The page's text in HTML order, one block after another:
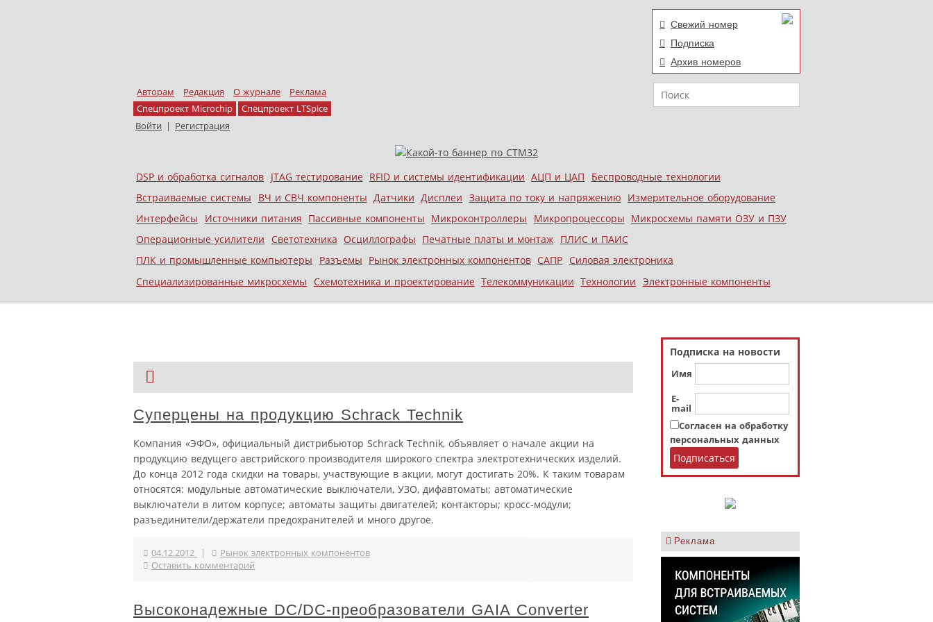
Авторам Редакция О журнале
Реклама
Спецпроект Microchip
Спецпроект LTSpice
Войти | Регистрация
Свежий номер
Подписка
Архив номеров
Поиск
Меню
Skip to content
DSP и обработка сигналов JTAG тестирование RFID и системы идентификации АЦП и ЦАП
Беспроводные технологии
Встраиваемые системы
ВЧ и СВЧ компоненты Датчики Дисплеи Защита по току и напряжению Измерительное оборудование
Интерфейсы
Источники питания Пассивные компоненты Микроконтроллеры Микропроцессоры Микросхемы памяти ОЗУ и ПЗУ
Операционные усилители
Светотехника Осциллографы Печатные платы и монтаж ПЛИС и ПАИС
ПЛК и промышленные компьютеры
Разъемы Рынок электронных компонентов САПР Силовая электроника
Специализированные микросхемы
Схемотехника и проектирование Телекоммуникации Технологии Электронные компоненты
Подписка на новости
Имя
E-
mail
Согласен на обработку
персональных данных
Реклама
Суперцены на продукцию Schrack Technik
Компания «ЭФО», официальный дистрибьютор Schrack Technik, объявляет о начале акции на
продукцию ведущего австрийского производителя широкого спектра электротехнических изделий.
До конца 2012 года скидки на товары, участвующие в акции, могут достигать 20%. К таким товарам
относятся: модульные автоматические выключатели, УЗО, дифавтоматы; автоматические
выключатели в литом корпусе; автоматы защиты двигателей; контакторы; кросс-модули;
разъединители/держатели предохранителей и много другое.
04.12.2012 |
Рынок электронных компонентов
Оставить комментарий
Высоконадежные DC/DC-преобразователи GAIA Converter